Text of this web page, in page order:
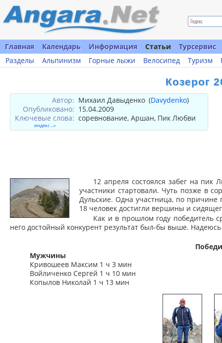
Главная Календарь Информация Статьи
Турсервис
Разделы
Альпинизм Горные лыжи Велосипед Туризм
Козерог
Автор: Михаил Давыденко (Davydenko)
Опубликовано: 15.04.2009
Ключевые слова:
индекс ...»
соревнование, Аршан, Пик Любви
12 апреля состоялся забег на
участники стартовали. Чуть позже в
Дульские. Одна участница, по причине
18 человек достигли вершины и
Как и в прошлом году победитель
него достойный конкурент результат был-бы выше.
Мужчины
Кривошеев Максим 1 ч 3 мин
Войличенко Сергей 1 ч 10 мин
Копылов Николай 1 ч 13 мин